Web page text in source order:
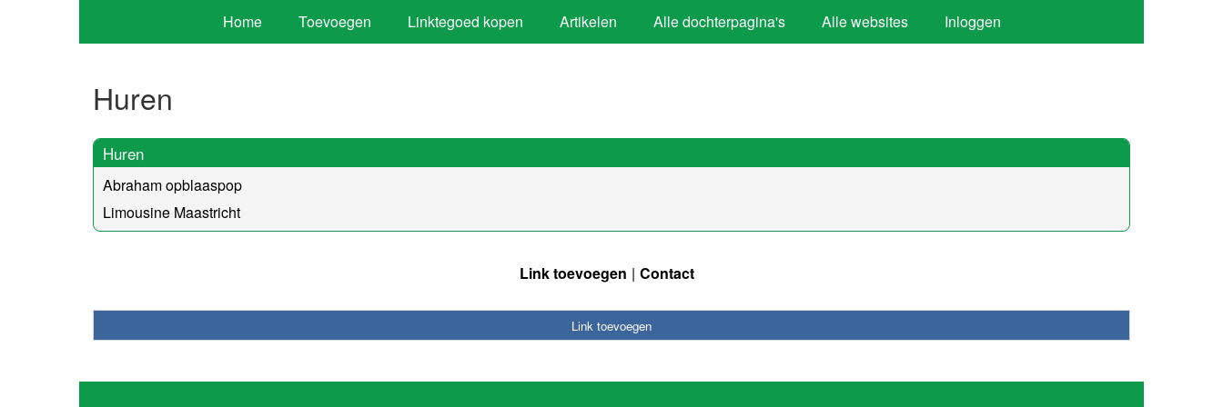
Home Toevoegen Linktegoed kopen Artikelen Alle dochterpagina's Alle websites Inloggen
Huren
Huren
Abraham opblaaspop
Limousine Maastricht
Link toevoegen Contact
Link toevoegen